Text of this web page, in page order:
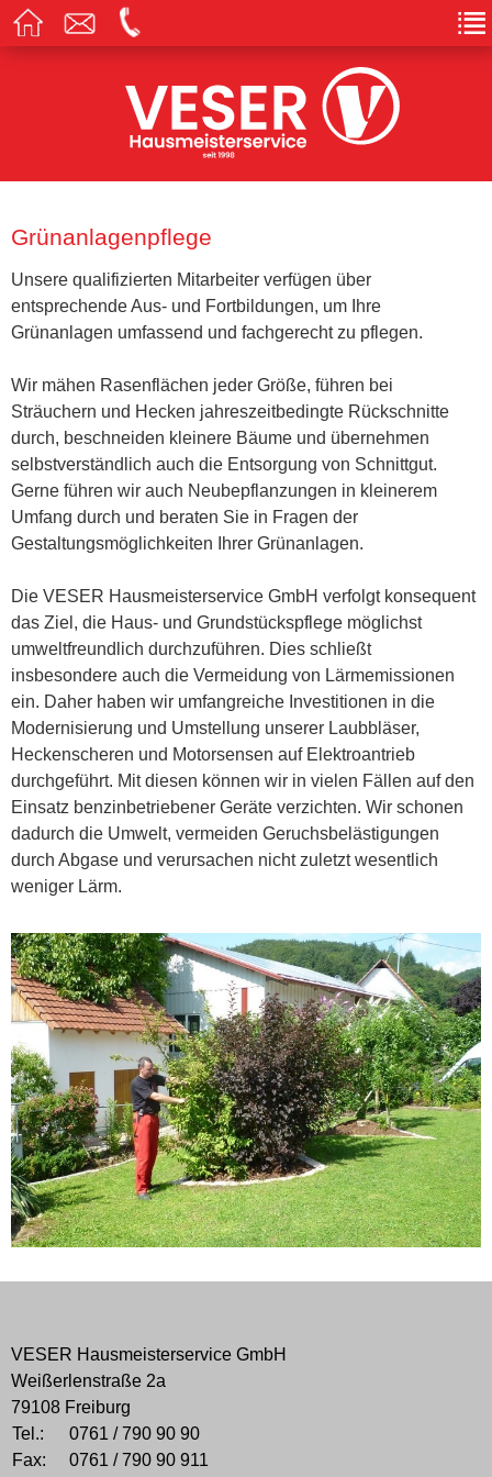
Grünanlagenpflege
Unsere qualifizierten Mitarbeiter verfügen über
entsprechende Aus- und Fortbildungen, um Ihre
Grünanlagen umfassend und fachgerecht zu pflegen.
Wir mähen Rasenflächen jeder Größe, führen bei
Sträuchern und Hecken jahreszeitbedingte Rückschnitte
durch, beschneiden kleinere Bäume und übernehmen
selbstverständlich auch die Entsorgung von Schnittgut.
Gerne führen wir auch Neubepflanzungen in kleinerem
Umfang durch und beraten Sie in Fragen der
Gestaltungsmöglichkeiten Ihrer Grünanlagen.
Die VESER Hausmeisterservice GmbH verfolgt konsequent
das Ziel, die Haus- und Grundstückspflege möglichst
umweltfreundlich durchzuführen. Dies schließt
insbesondere auch die Vermeidung von Lärmemissionen
ein. Daher haben wir umfangreiche Investitionen in die
Modernisierung und Umstellung unserer Laubbläser,
Heckenscheren und Motorsensen auf Elektroantrieb
durchgeführt. Mit diesen können wir in vielen Fällen auf den
Einsatz benzinbetriebener Geräte verzichten. Wir schonen
dadurch die Umwelt, vermeiden Geruchsbelästigungen
durch Abgase und verursachen nicht zuletzt wesentlich
weniger Lärm.
VESER Hausmeisterservice GmbH
Weißerlenstraße 2a
79108 Freiburg
Tel.:
0761 / 790 90 90
Fax:
0761 / 790 90 911